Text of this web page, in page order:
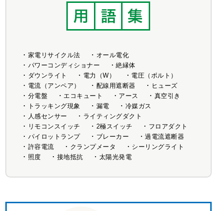
家電リサイクル法
オール電化
パワーコンディショナー
絶縁体
ダウンライト
電力（W）
電圧（ボルト）
電流（アンペア）
配線用遮断器
ヒューズ
分電盤
エコキュート アース
真空引き
トラッキング現象
漏電
冷媒ガス
人感センサー
ライティングダクト
リモコンスイッチ
2極スイッチ
フロアダクト
パイロットランプ
ブレーカー
過電流遮断器
許容電流
クランプメータ
シーリングライト
照度
接地抵抗 太陽光発電